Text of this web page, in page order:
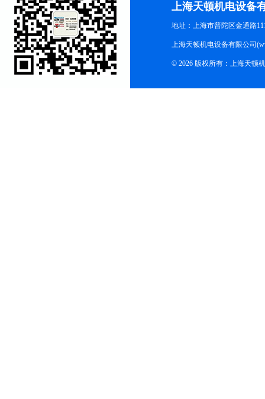
上海天顿机电设备
地址：上海市普陀区金通路
上海天顿机电设备有限公司
© 2026 版权所有：上海天顿